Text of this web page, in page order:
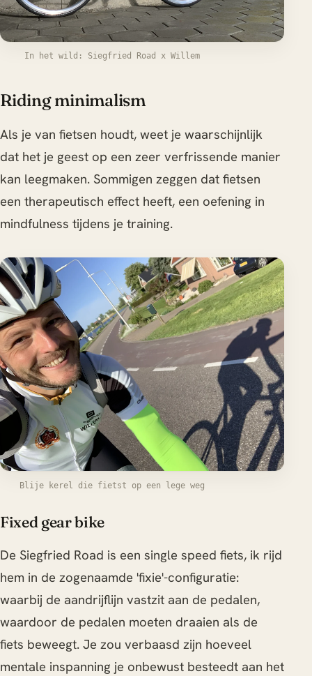
In het wild: Siegfried Road x Willem
Riding minimalism
Als je van fietsen houdt, weet je waarschijnlijk
dat het je geest op een zeer verfrissende manier
kan leegmaken. Sommigen zeggen dat fietsen
een therapeutisch effect heeft, een oefening in
mindfulness tijdens je training.
Blije kerel die fietst op een lege weg
Fixed gear bike
De Siegfried Road is een single speed fiets, ik rijd
hem in de zogenaamde 'fixie'-configuratie:
waarbij de aandrijflijn vastzit aan de pedalen,
waardoor de pedalen moeten draaien als de
fiets beweegt. Je zou verbaasd zijn hoeveel
mentale inspanning je onbewust besteedt aan het